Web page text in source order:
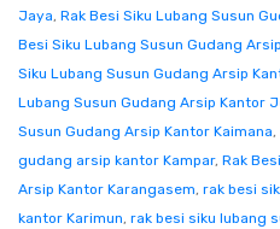
Jaya, Rak Besi Siku Lubang Susun
Besi Siku Lubang Susun Gudang
Siku Lubang Susun Gudang Arsip
Lubang Susun Gudang Arsip Kantor
Susun Gudang Arsip Kantor Kaimana,
gudang arsip kantor Kampar, Rak
Arsip Kantor Karangasem, rak besi
kantor Karimun, rak besi siku lubang